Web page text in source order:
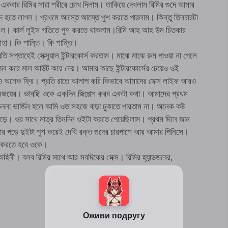
রিমির সারা শরীরে চোখ দিলাম। তাকিয়ে দেখলাম রিমির গুদে আমার
হতে লাগল। প্রথমে আস্তে আস্তে পুশ করতে পারলাম। কিন্তু তিনচারটা
কার্ল লুইস গতিতে পুশ করতে থাকলাম।রিমি আহ আহ উম চিতকার
কি শান্তি। কি শান্তি।
সেক্সুয়াল ইন্টারকোর্স করতাম। মাঝে মাঝে রুম পাওয়া না গেলে
করে মাল আউট করে দেয়। আমার কাছে ইন্টারকোর্সের চেয়েও ওই
ফ্রি। প্রতি রাতে আলাপ করি কিভাবে আমাদের সেক্স লাইফ আরও
ভাবছি ওকে একদিন জিগ্গেস করব একটা কথা। আমাদের প্রথম
ভার্জিন হলে আমি ওত সহজে বাড়া ঢুকাতে পারতাম না। অনেক কষ্ট
ওর সাথে মাত্র তিনদিন ওইটা করতে পেয়েছিলাম। প্রথম দিনে জান
পড়ে দুইটা পুশ করেই দেখি রক্ত গুদের চারপাশে আর আমার পিনিসে।
করতে হবে ওকে।
বলব রিমির সাথে আর সবদিকের সেক্স। রিমির হ্যান্ডজবের,